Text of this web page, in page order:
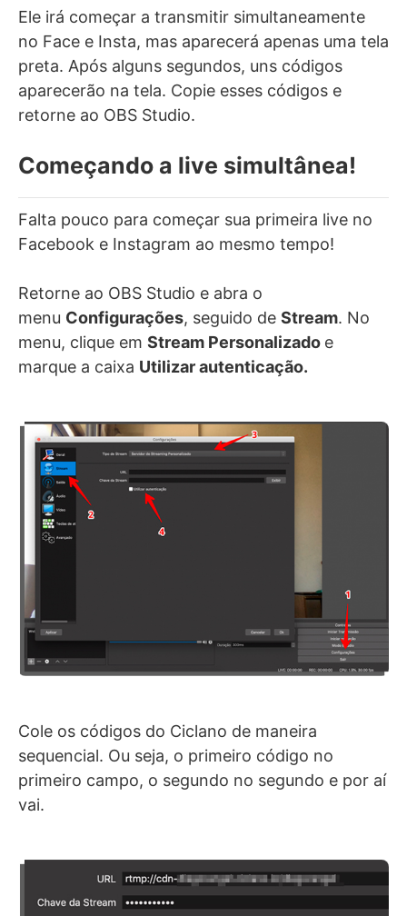
Ele irá começar a transmitir simultaneamente
no Face e Insta, mas aparecerá apenas uma tela
preta. Após alguns segundos, uns códigos
aparecerão na tela. Copie esses códigos e
retorne ao OBS Studio.
Começando a live simultânea!
Falta pouco para começar sua primeira live no
Facebook e Instagram ao mesmo tempo!
Retorne ao OBS Studio e abra o
menu Configurações, seguido de Stream. No
menu, clique em Stream Personalizado e
marque a caixa Utilizar autenticação.
Cole os códigos do Ciclano de maneira
sequencial. Ou seja, o primeiro código no
primeiro campo, o segundo no segundo e por aí
vai.